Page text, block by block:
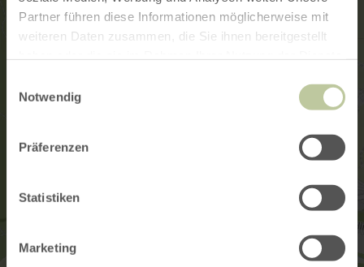
Partner führen diese Informationen möglicherweise mit
weiteren Daten zusammen, die Sie ihnen bereitgestellt
Notwendig
Präferenzen
Statistiken
Marketing